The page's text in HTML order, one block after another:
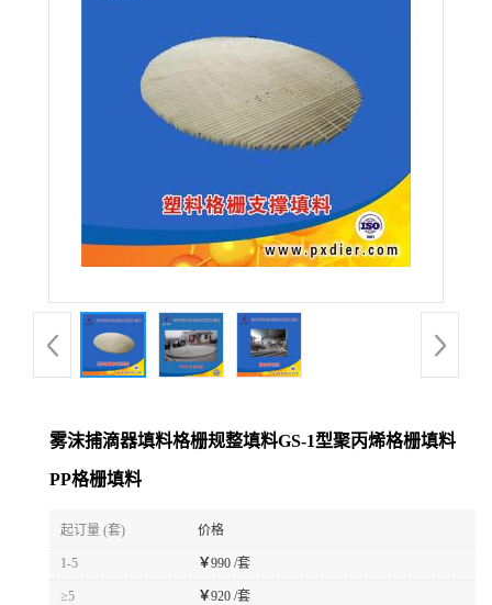
雾沫捕滴器填料格栅规整填料GS-1型聚丙烯格栅填料
PP格栅填料
起订量 (套) 价格
1-5 ￥990 /套
≥5 ￥920 /套